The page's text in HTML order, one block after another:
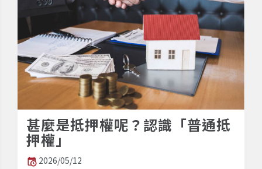
甚麼是抵押權呢？認識「普通抵
押權」
2026/05/12